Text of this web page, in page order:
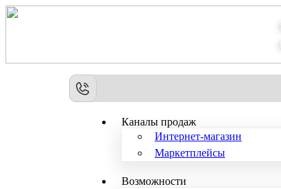
Каналы продаж
Интернет-магазин
Маркетплейсы
Возможности